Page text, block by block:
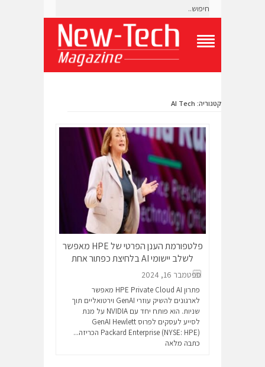
g
e
a
v
i
t
i
o
M
e
קטגוריה: AI Tech
פלטפורמת הענן הפרטי של HPE מאפשר
לשלב יישומי AI בלחיצת כפתור אחת
ספטמבר 16, 2024
פתרון HPE Private Cloud AI מאפשר
לארגונים להשיק עוזרי GenAI וירטואליים תוך
שניות. הוא פותח יחד עם NVIDIA על מנת
לסייע לעסקים לפרוס GenAI Hewlett
Packard Enterprise (NYSE: HPE) הכריזה...
כתבה מלאה